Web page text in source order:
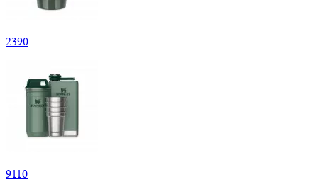
2390
9110